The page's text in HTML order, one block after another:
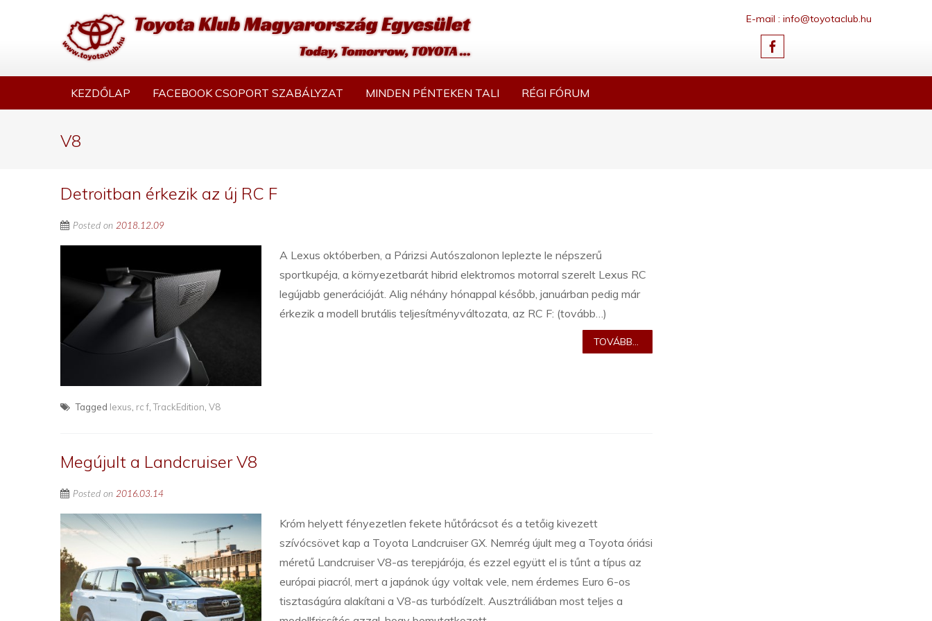
E-mail : info@toyotaclub.hu
KEZDŐLAP FACEBOOK CSOPORT SZABÁLYZAT MINDEN PÉNTEKEN TALI RÉGI FÓRUM
V8
Detroitban érkezik az új RC F
Posted on 2018.12.09
A Lexus októberben, a Párizsi Autószalonon leplezte le népszerű
sportkupéja, a környezetbarát hibrid elektromos motorral szerelt Lexus RC
legújabb generációját. Alig néhány hónappal később, januárban pedig már
érkezik a modell brutális teljesítményváltozata, az RC F: (tovább…)
TOVÁBB...
Tagged lexus, rc f,TrackEdition, V8
Megújult a Landcruiser V8
Posted on 2016.03.14
Króm helyett fényezetlen fekete hűtőrácsot és a tetőig kivezett
szívócsövet kap a Toyota Landcruiser GX. Nemrég újult meg a Toyota óriási
méretű Landcruiser V8-as terepjárója, és ezzel együtt el is tűnt a típus az
európai piacról, mert a japánok úgy voltak vele, nem érdemes Euro 6-os
tisztaságúra alakítani a V8-as turbódízelt. Ausztráliában most teljes a